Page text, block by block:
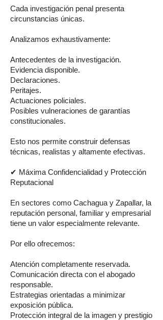
Cada investigación penal presenta
circunstancias únicas.
Analizamos exhaustivamente:
Antecedentes de la investigación.
Evidencia disponible.
Declaraciones.
Peritajes.
Actuaciones policiales.
Posibles vulneraciones de garantías
constitucionales.
Esto nos permite construir defensas
técnicas, realistas y altamente efectivas.
✔ Máxima Confidencialidad y Protección
Reputacional
En sectores como Cachagua y Zapallar, la
reputación personal, familiar y empresarial
tiene un valor especialmente relevante.
Por ello ofrecemos:
Atención completamente reservada.
Comunicación directa con el abogado
responsable.
Estrategias orientadas a minimizar
exposición pública.
Protección integral de la imagen y prestigio